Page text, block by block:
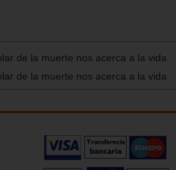
de la muerte nos acerca a la vida
de la muerte nos acerca a la vida